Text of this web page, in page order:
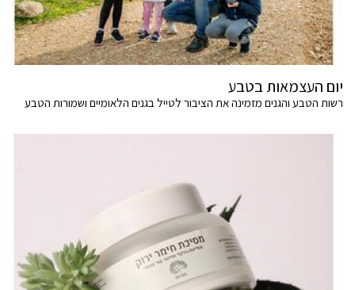
יום העצמאות בטבע
רשות הטבע והגנים מזמינה את הציבור לטייל בגנים הלאומיים ושמורות הטבע